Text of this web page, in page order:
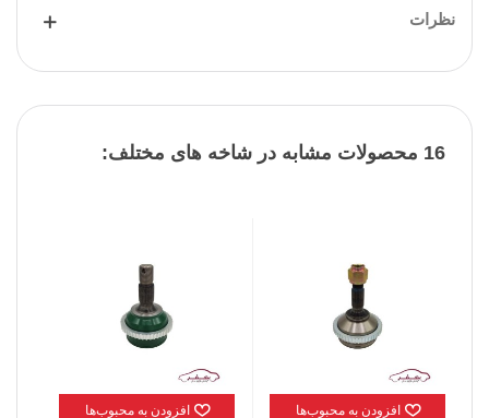
نظرات
16 محصولات مشابه در شاخه های مختلف:
افزودن به محبوب‌ها افزودن به محبوب‌ها